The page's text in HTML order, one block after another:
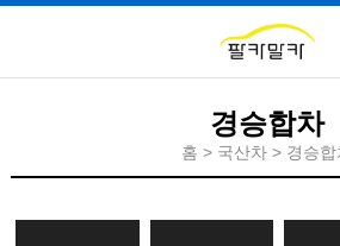
경승합차
홈 > 국산차 > 경승합